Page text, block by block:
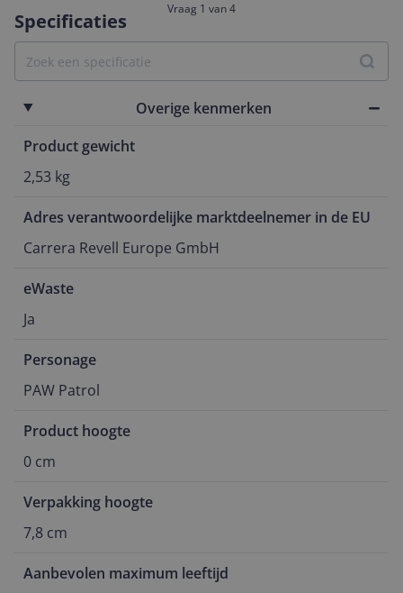
Specificaties
Overige kenmerken
Product gewicht
2,53 kg
Adres verantwoordelijke marktdeelnemer in de EU
Carrera Revell Europe GmbH
eWaste
Ja
Personage
PAW Patrol
Product hoogte
0 cm
Verpakking hoogte
7,8 cm
Aanbevolen maximum leeftijd
Vraag 1 van 4